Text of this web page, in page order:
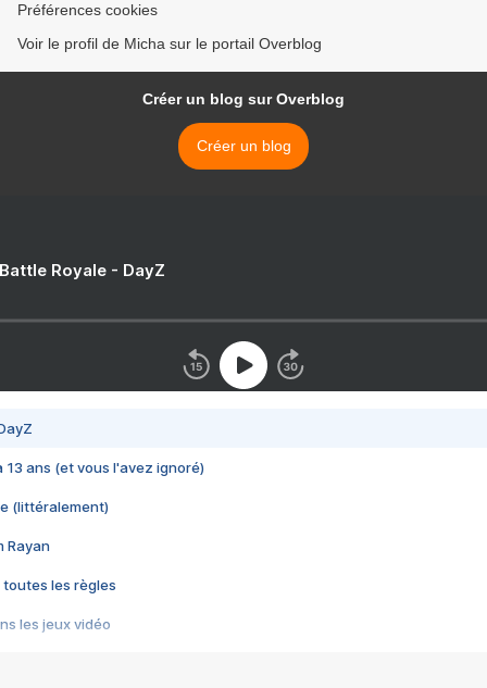
Préférences cookies
Voir le profil de Micha sur le portail Overblog
Créer un blog sur Overblog
Créer un blog
Royale - DayZ
13 ans (et vous l'avez ignoré)
(littéralement)
Rayan
toutes les règles
les jeux vidéo